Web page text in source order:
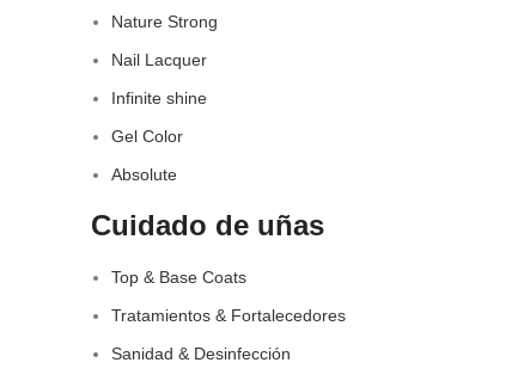
Nature Strong
Nail Lacquer
Infinite shine
Gel Color
Absolute
Cuidado de uñas
Top & Base Coats
Tratamientos & Fortalecedores
Sanidad & Desinfección